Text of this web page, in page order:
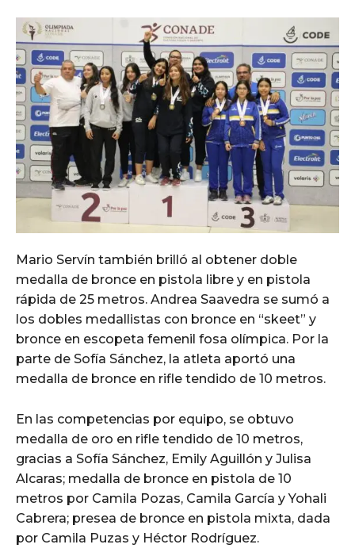
Mario Servín también brilló al obtener doble
medalla de bronce en pistola libre y en pistola
rápida de 25 metros. Andrea Saavedra se sumó a
los dobles medallistas con bronce en “skeet” y
bronce en escopeta femenil fosa olímpica. Por la
parte de Sofía Sánchez, la atleta aportó una
medalla de bronce en rifle tendido de 10 metros.
En las competencias por equipo, se obtuvo
medalla de oro en rifle tendido de 10 metros,
gracias a Sofía Sánchez, Emily Aguillón y Julisa
Alcaras; medalla de bronce en pistola de 10
metros por Camila Pozas, Camila García y Yohali
Cabrera; presea de bronce en pistola mixta, dada
por Camila Puzas y Héctor Rodríguez.